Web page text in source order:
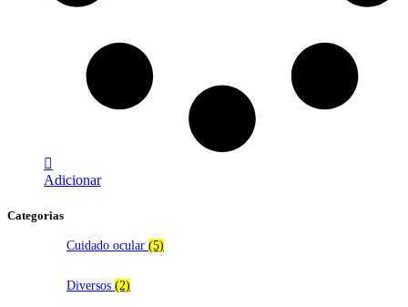
Adicionar
Categorias
Cuidado ocular (5)
Diversos (2)